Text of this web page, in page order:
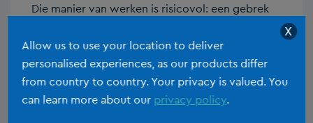
Die manier van werken is risicovol: een gebrek
onaanvaardbaar is op vlak van risico en
verantwoordelijkheid.
Probleem 5. Data is gedateerd
X
Allow us to use your location to deliver
personalised experiences, as our products differ
from country to country. Your privacy is valued. You
can learn more about ourprivacy policy.